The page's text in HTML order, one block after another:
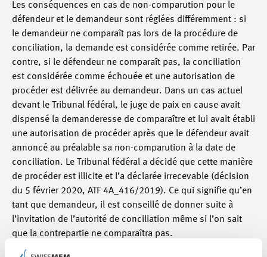
Les conséquences en cas de non-comparution pour le
défendeur et le demandeur sont réglées différemment : si
le demandeur ne comparaît pas lors de la procédure de
conciliation, la demande est considérée comme retirée. Par
contre, si le défendeur ne comparaît pas, la conciliation
est considérée comme échouée et une autorisation de
procéder est délivrée au demandeur. Dans un cas actuel
devant le Tribunal fédéral, le juge de paix en cause avait
dispensé la demanderesse de comparaître et lui avait établi
une autorisation de procéder après que le défendeur avait
annoncé au préalable sa non-comparution à la date de
conciliation. Le Tribunal fédéral a décidé que cette manière
de procéder est illicite et l’a déclarée irrecevable (décision
du 5 février 2020, ATF 4A_416/2019). Ce qui signifie qu’en
tant que demandeur, il est conseillé de donner suite à
l’invitation de l’autorité de conciliation même si l’on sait
que la contrepartie ne comparaîtra pas.